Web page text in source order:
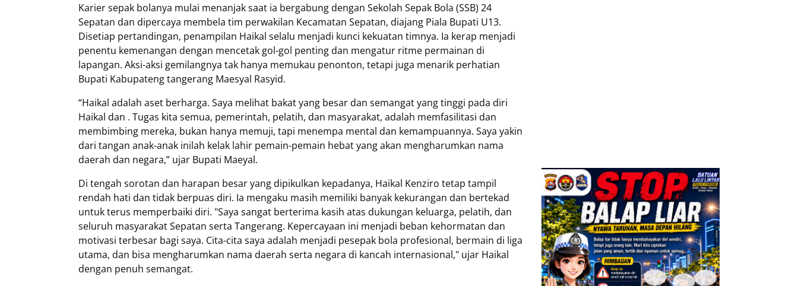
Karier sepak bolanya mulai menanjak saat ia bergabung dengan Sekolah Sepak Bola (SSB) 24
Sepatan dan dipercaya membela tim perwakilan Kecamatan Sepatan, diajang Piala Bupati U13.
Disetiap pertandingan, penampilan Haikal selalu menjadi kunci kekuatan timnya. Ia kerap menjadi
penentu kemenangan dengan mencetak gol-gol penting dan mengatur ritme permainan di
lapangan. Aksi-aksi gemilangnya tak hanya memukau penonton, tetapi juga menarik perhatian
Bupati Kabupateng tangerang Maesyal Rasyid.
“Haikal adalah aset berharga. Saya melihat bakat yang besar dan semangat yang tinggi pada diri
Haikal dan . Tugas kita semua, pemerintah, pelatih, dan masyarakat, adalah memfasilitasi dan
membimbing mereka, bukan hanya memuji, tapi menempa mental dan kemampuannya. Saya yakin
dari tangan anak-anak inilah kelak lahir pemain-pemain hebat yang akan mengharumkan nama
daerah dan negara,” ujar Bupati Maeyal.
Di tengah sorotan dan harapan besar yang dipikulkan kepadanya, Haikal Kenziro tetap tampil
rendah hati dan tidak berpuas diri. Ia mengaku masih memiliki banyak kekurangan dan bertekad
untuk terus memperbaiki diri. "Saya sangat berterima kasih atas dukungan keluarga, pelatih, dan
seluruh masyarakat Sepatan serta Tangerang. Kepercayaan ini menjadi beban kehormatan dan
motivasi terbesar bagi saya. Cita-cita saya adalah menjadi pesepak bola profesional, bermain di liga
utama, dan bisa mengharumkan nama daerah serta negara di kancah internasional," ujar Haikal
dengan penuh semangat.